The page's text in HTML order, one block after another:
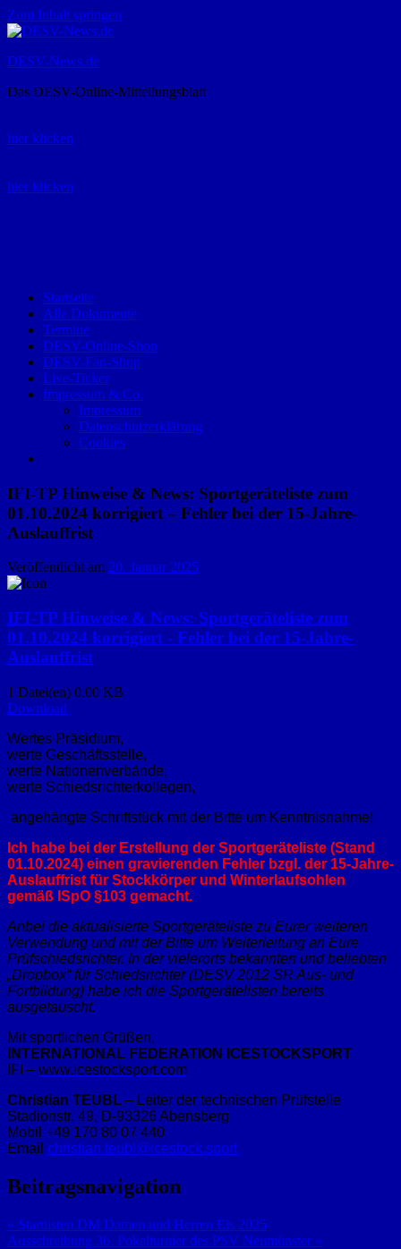
Zum Inhalt springen
DESV-News.de
Das DESV-Online-Mitteilungsblatt
hier klicken
hier klicken
Startseite
Alle Dokumente
Termine
DESV-Online-Shop
DESV-Fan-Shop
Live-Ticker
Impressum & Co.
Impressum
Datenschutzerklärung
Cookies
IFI-TP Hinweise & News: Sportgeräteliste zum
01.10.2024 korrigiert – Fehler bei der 15-Jahre-
Auslauffrist
Veröffentlicht am 20. Januar 2025
IFI-TP Hinweise & News: Sportgeräteliste zum
01.10.2024 korrigiert - Fehler bei der 15-Jahre-
Auslauffrist
1 Datei(en) 0.00 KB
Download
Wertes Präsidium,
werte Geschäftsstelle,
werte Nationenverbände,
werte Schiedsrichterkollegen,
angehängte Schriftstück mit der Bitte um Kenntnisnahme!
Ich habe bei der Erstellung der Sportgeräteliste (Stand
01.10.2024) einen gravierenden Fehler bzgl. der 15-Jahre-
Auslauffrist für Stockkörper und Winterlaufsohlen
gemäß ISpO §103 gemacht.
Anbei die aktualisierte Sportgeräteliste zu Eurer weiteren
Verwendung und mit der Bitte um Weiterleitung an Eure
Prüfschiedsrichter. In der vielerorts bekannten und beliebten
„Dropbox“ für Schiedsrichter (DESV 2012 SR Aus- und
Fortbildung) habe ich die Sportgerätelisten bereits
ausgetauscht.
Mit sportlichen Grüßen,
INTERNATIONAL FEDERATION ICESTOCKSPORT
IFI – www.icestocksport.com
Christian TEUBL – Leiter der technischen Prüfstelle
Stadionstr. 49, D-93326 Abensberg
Mobil +49 170 80 07 440
Email christian.teubl@icestock.sport
Beitragsnavigation
« Startlisten DM Damen und Herren Eis 2025
Ausschreibung 36. Pokalturnier des PSV Neumünster »